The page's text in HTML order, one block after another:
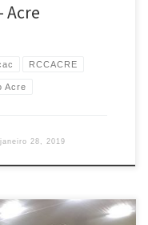
Acre
RCCACRE
Acre
janeiro 28, 2019